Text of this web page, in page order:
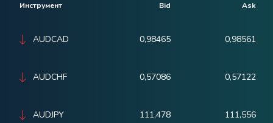
Инструмент Bid Ask
AUDCAD 0,98465 0,98561
AUDCHF 0,57086 0,57122
AUDJPY 111,478 111,556